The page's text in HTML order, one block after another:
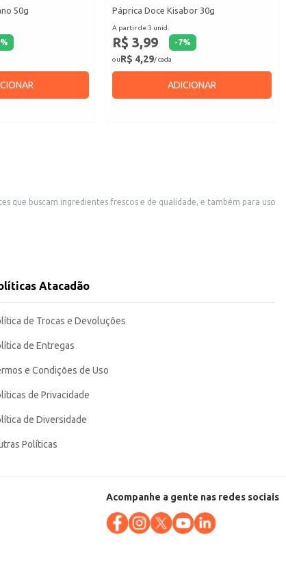
50g
%
Páprica Doce Kisabor 30g
A partir de 3 unid.
R$ 3,99 -7%
ouR$ 4,29/ cada
ADICIONAR
ou doméstico. Sua embalagem compacta facilita o
Atacadão
de Trocas e Devoluções
de Entregas
e Condições de Uso
de Privacidade
de Diversidade
Políticas
Acompanhe a gente nas redes sociais